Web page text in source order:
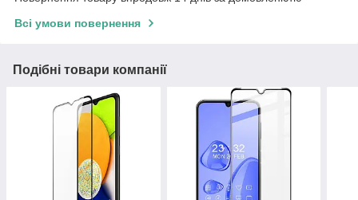
Всі умови повернення
Подібні товари компанії